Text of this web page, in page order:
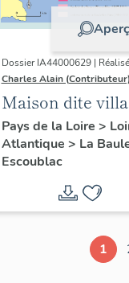
Dossier IA44000629 |
Charles Alain (Contributeur)
Maison dite villa
balnéaire La
Musardière
actuellement
immeuble à
logements, 6
esplanade Benoit
Pays de la Loire >
Atlantique > La
Escoublac
1